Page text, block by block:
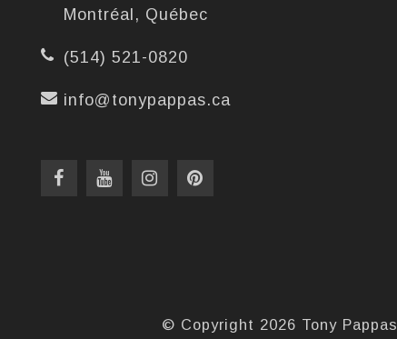
Montréal, Québec
(514) 521-0820
info@tonypappas.ca
© Copyright 2026 Tony